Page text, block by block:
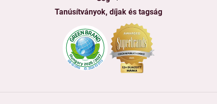
Tanúsítványok, díjak és tagság